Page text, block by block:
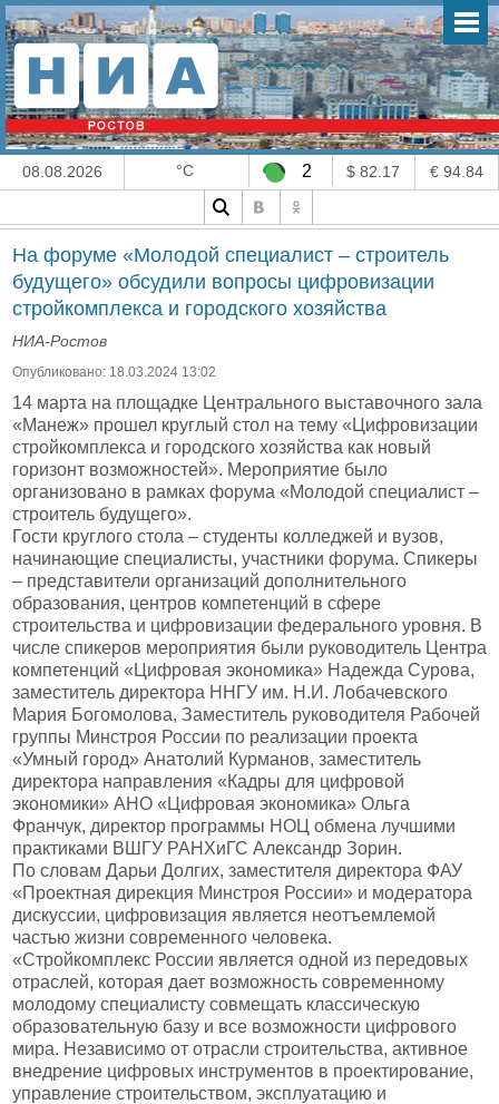
08.08.2026 °C 2 $ 82.17 € 94.84
На форуме «Молодой специалист – строитель
будущего» обсудили вопросы цифровизации
стройкомплекса и городского хозяйства
НИА-Ростов
Опубликовано: 18.03.2024 13:02
14 марта на площадке Центрального выставочного зала
«Манеж» прошел круглый стол на тему «Цифровизации
стройкомплекса и городского хозяйства как новый
горизонт возможностей». Мероприятие было
организовано в рамках форума «Молодой специалист –
строитель будущего».
Гости круглого стола – студенты колледжей и вузов,
начинающие специалисты, участники форума. Спикеры
– представители организаций дополнительного
образования, центров компетенций в сфере
строительства и цифровизации федерального уровня. В
числе спикеров мероприятия были руководитель Центра
компетенций «Цифровая экономика» Надежда Сурова,
заместитель директора ННГУ им. Н.И. Лобачевского
Мария Богомолова, Заместитель руководителя Рабочей
группы Минстроя России по реализации проекта
«Умный город» Анатолий Курманов, заместитель
директора направления «Кадры для цифровой
экономики» АНО «Цифровая экономика» Ольга
Франчук, директор программы НОЦ обмена лучшими
практиками ВШГУ РАНХиГС Александр Зорин.
По словам Дарьи Долгих, заместителя директора ФАУ
«Проектная дирекция Минстроя России» и модератора
дискуссии, цифровизация является неотъемлемой
частью жизни современного человека.
«Стройкомплекс России является одной из передовых
отраслей, которая дает возможность современному
молодому специалисту совмещать классическую
образовательную базу и все возможности цифрового
мира. Независимо от отрасли строительства, активное
внедрение цифровых инструментов в проектирование,
управление строительством, эксплуатацию и